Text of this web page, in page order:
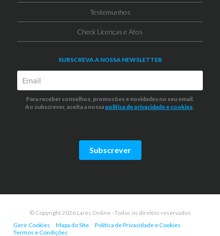
Testemunhos
Check Licenças e Atos
SUBSCREVA A NOSSA NEWSLETTER
Para receber conselhos, promocões e novidades no seu email.
Ao subscrever, aceita a nossa politica de privacidade e cookies.
Subscrever
© Copyright 2026 Lares Online - Todos os direitos reservados
Gerir Cookies
Mapa do Site
Política de Privacidade e Cookies
Termos e Condições